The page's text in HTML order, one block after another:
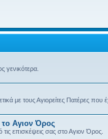
γενικότερα.
με τους Αγιορείτες Πατέρες που
το Αγιον Όρος
τις επισκέψεις σας στο Αγιον Όρος.